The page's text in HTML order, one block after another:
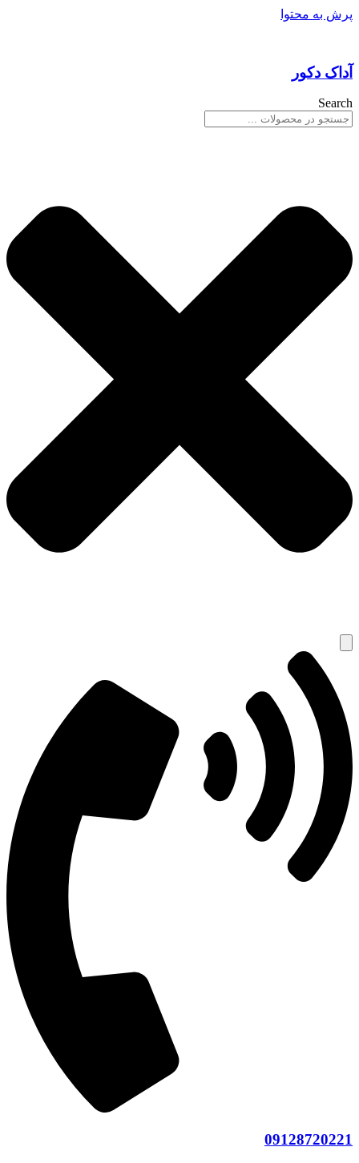
پرش به محتوا
آداک دکور
Search
09128720221